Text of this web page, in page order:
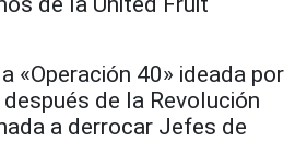
«Operación 40» ideada por
de la Revolución
a derrocar Jefes de